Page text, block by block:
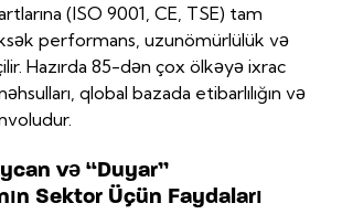
(ISO 9001, CE, TSE) tam
performans, uzunömürlülük və
Hazırda 85-dən çox ölkəyə ixrac
qlobal bazada etibarlılığın və
və “Duyar”
Sektor Üçün Faydaları